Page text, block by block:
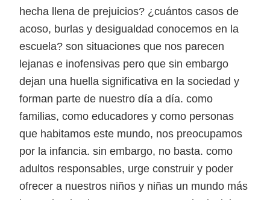
hecha llena de prejuicios? ¿cuántos casos de
acoso, burlas y desigualdad conocemos en la
escuela? son situaciones que nos parecen
lejanas e inofensivas pero que sin embargo
dejan una huella significativa en la sociedad y
forman parte de nuestro día a día. como
familias, como educadores y como personas
que habitamos este mundo, nos preocupamos
por la infancia. sin embargo, no basta. como
adultos responsables, urge construir y poder
ofrecer a nuestros niños y niñas un mundo más